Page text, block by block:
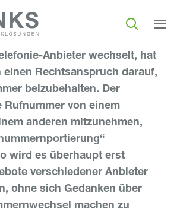
Anbieter wechselt, hat
Rechtsanspruch darauf,
beizubehalten. Der
Rufnummer von einem
anderen mitzunehmen,
wird es überhaupt erst
verschiedener Anbieter
ohne sich Gedanken über
machen zu